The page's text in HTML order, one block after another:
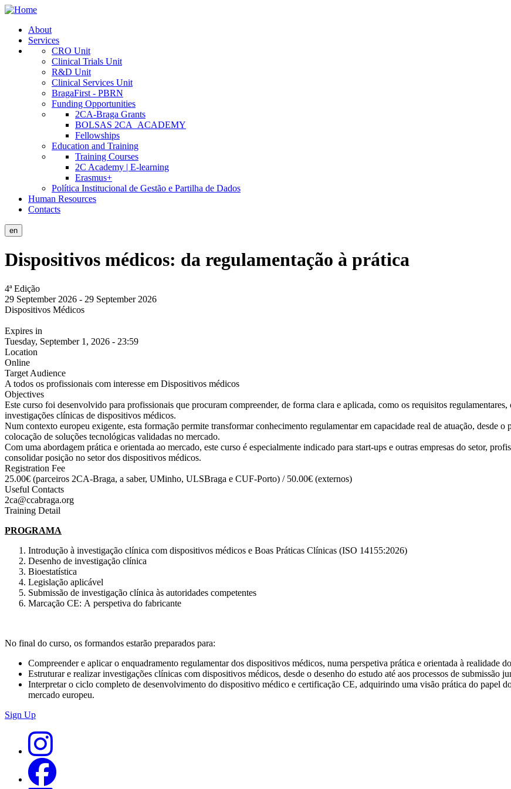
Skip
main
content
Public
About
Services
CRO Unit
Clinical Trials Unit
R&D Unit
Clinical Services Unit
BragaFirst - PBRN
Funding Opportunities
2CA-Braga Grants
BOLSAS 2CA_ACADEMY
Fellowships
Education and Training
Training Courses
2C Academy | E-learning
Erasmus+
Política Institucional de Gestão e Partilha de Dados
Human Resources
Contacts
en
Dispositivos médicos: da regulamentação à prática
4ª Edição
29 September 2026 - 29 September 2026
Dispositivos Médicos
Expires in
Tuesday, September 1, 2026 - 23:59
Location
Online
Target Audience
A todos os profissionais com interesse em Dispositivos médicos
Objectives
Este curso foi desenvolvido para profissionais que procuram compreender, de forma clara e aplicada, como os requisitos
investigações clínicas de dispositivos médicos.
Num contexto europeu exigente, esta formação permite transformar conhecimento regulamentar em capacidade real de atuação, desde
colocação de soluções tecnológicas validadas no mercado.
Com uma abordagem prática e orientada ao mercado, este curso é especialmente indicado para start-ups e outras empresas do setor,
consolidar posição no setor dos dispositivos médicos.
Registration Fee
25.00€ (parceiros 2CA-Braga, a saber, UMinho, ULSBraga e CUF-Porto) / 50.00€ (externos)
Useful Contacts
2ca@ccabraga.org
Training Detail
PROGRAMA
Introdução à investigação clínica com dispositivos médicos e Boas Práticas Clínicas (ISO 14155:2026)
Desenho de investigação clínica
Bioestatística
Legislação aplicável
Submissão de investigação clínica às autoridades competentes
Marcação CE: A perspetiva do fabricante
No final do curso, os formandos estarão preparados para:
Compreender e aplicar o enquadramento regulamentar dos dispositivos médicos, numa perspetiva prática e orientada à realidade
Estruturar e realizar investigações clínicas com dispositivos médicos, desde o desenho do estudo até aos processos de submissão
Interpretar o ciclo completo de desenvolvimento do dispositivo médico e certificação CE, adquirindo uma visão prática do papel
mercado europeu.
Sign Up